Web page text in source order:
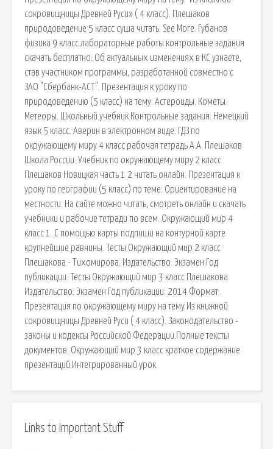
сокровищницы Древней Руси» ( 4 класс). Плешаков
природоведение 5 класс суша читать. See More. Губанов
физика 9 класс лабораторные работы контрольные задания
скачать бесплатно. Об актуальных изменениях в КС узнаете,
став участником программы, разработанной совместно с
ЗАО "Сбербанк-АСТ". Презентация к уроку по
природоведению (5 класс) на тему: Астероиды. Кометы.
Метеоры. Школьный учебник Контрольные задания: Немецкий
язык 5 класс. Аверин в электронном виде. ГДЗ по
окружающему миру 4 класс рабочая тетрадь А.А. Плешаков
Школа России. Учебник по окружающему миру 2 класс
Плешаков Новицкая часть 1 2 читать онлайн. Презентация к
уроку по географии (5 класс) по теме: Ориентирование на
местности. На сайте можно читать, смотреть онлайн и скачать
учебники и рабочие тетради по всем. Окружающий мир 4
класс 1. С помощью карты подпиши на контурной карте
крупнейшие равнины. Тесты Окружающий мир 2 класс
Плешакова - Тихомирова. Издательство: Экзамен Год
публикации. Тесты Окружающий мир 3 класс Плешакова.
Издательство: Экзамен Год публикации: 2014 Формат:.
Презентация по окружающему миру на тему Из книжной
сокровищницы Древней Руси ( 4 класс). Законодательство -
законы и кодексы Российской Федерации.Полные тексты
документов. Окружающий мир 3 класс краткое содержание
презентаций Интегрированный урок.
Links to Important Stuff